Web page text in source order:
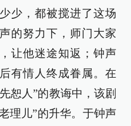
少，都被搅进了这场
的努力下，师门大家
让他迷途知返；钟声
有情人终成眷属。在
恕人”的教诲中，该剧
理儿”的升华。于钟声